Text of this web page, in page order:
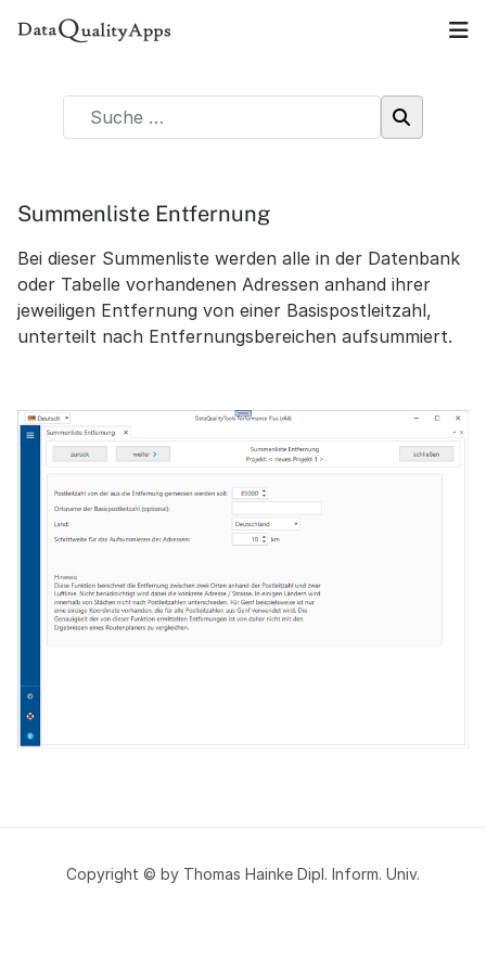
Summenliste Entfernung
Bei dieser Summenliste werden alle in der Datenbank
oder Tabelle vorhandenen Adressen anhand ihrer
jeweiligen Entfernung von einer Basispostleitzahl,
unterteilt nach Entfernungsbereichen aufsummiert.
Copyright © by Thomas Hainke Dipl. Inform. Univ.